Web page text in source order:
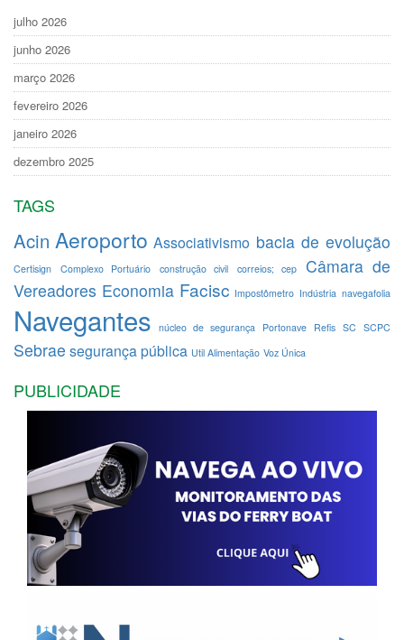
julho 2026
junho 2026
março 2026
fevereiro 2026
janeiro 2026
dezembro 2025
TAGS
Acin Aeroporto Associativismo bacia de evolução
Certisign Complexo Portuário construção civil correios; cep
Câmara de
Vereadores Economia Facisc Impostômetro Indústria navegafolia
Navegantes núcleo de segurança Portonave Refis SC SCPC
Sebrae segurança pública Util Alimentação Voz Única
PUBLICIDADE